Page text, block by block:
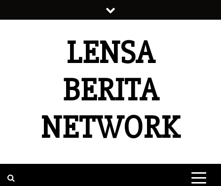
to
LENSA
BERITA
NETWORK